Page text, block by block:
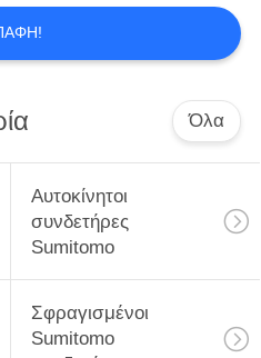
Όλα
Αυτοκίνητοι
συνδετήρες
Sumitomo
Σφραγισμένοι
Sumitomo